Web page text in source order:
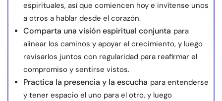
espirituales, así que comiencen hoy e invítense unos
a otros a hablar desde el corazón.
Comparta una visión espiritual conjunta para
alinear los caminos y apoyar el crecimiento, y luego
revisarlos juntos con regularidad para reafirmar el
compromiso y sentirse vistos.
Practica la presencia y la escucha para entenderse
y tener espacio el uno para el otro, y luego